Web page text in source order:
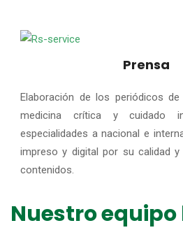
Prensa
Elaboración de los periódicos
medicina crítica y cuidado
especialidades a nacional e
impreso y digital por su calidad y
contenidos.
Nuestro